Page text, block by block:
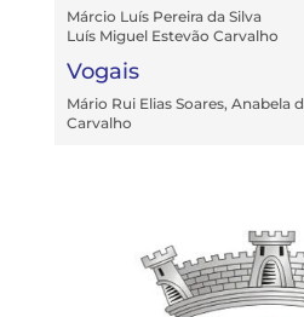
Márcio Luís Pereira da Silva
Luís Miguel Estevão Carvalho
Vogais
Mário Rui Elias Soares, Anabela
Carvalho